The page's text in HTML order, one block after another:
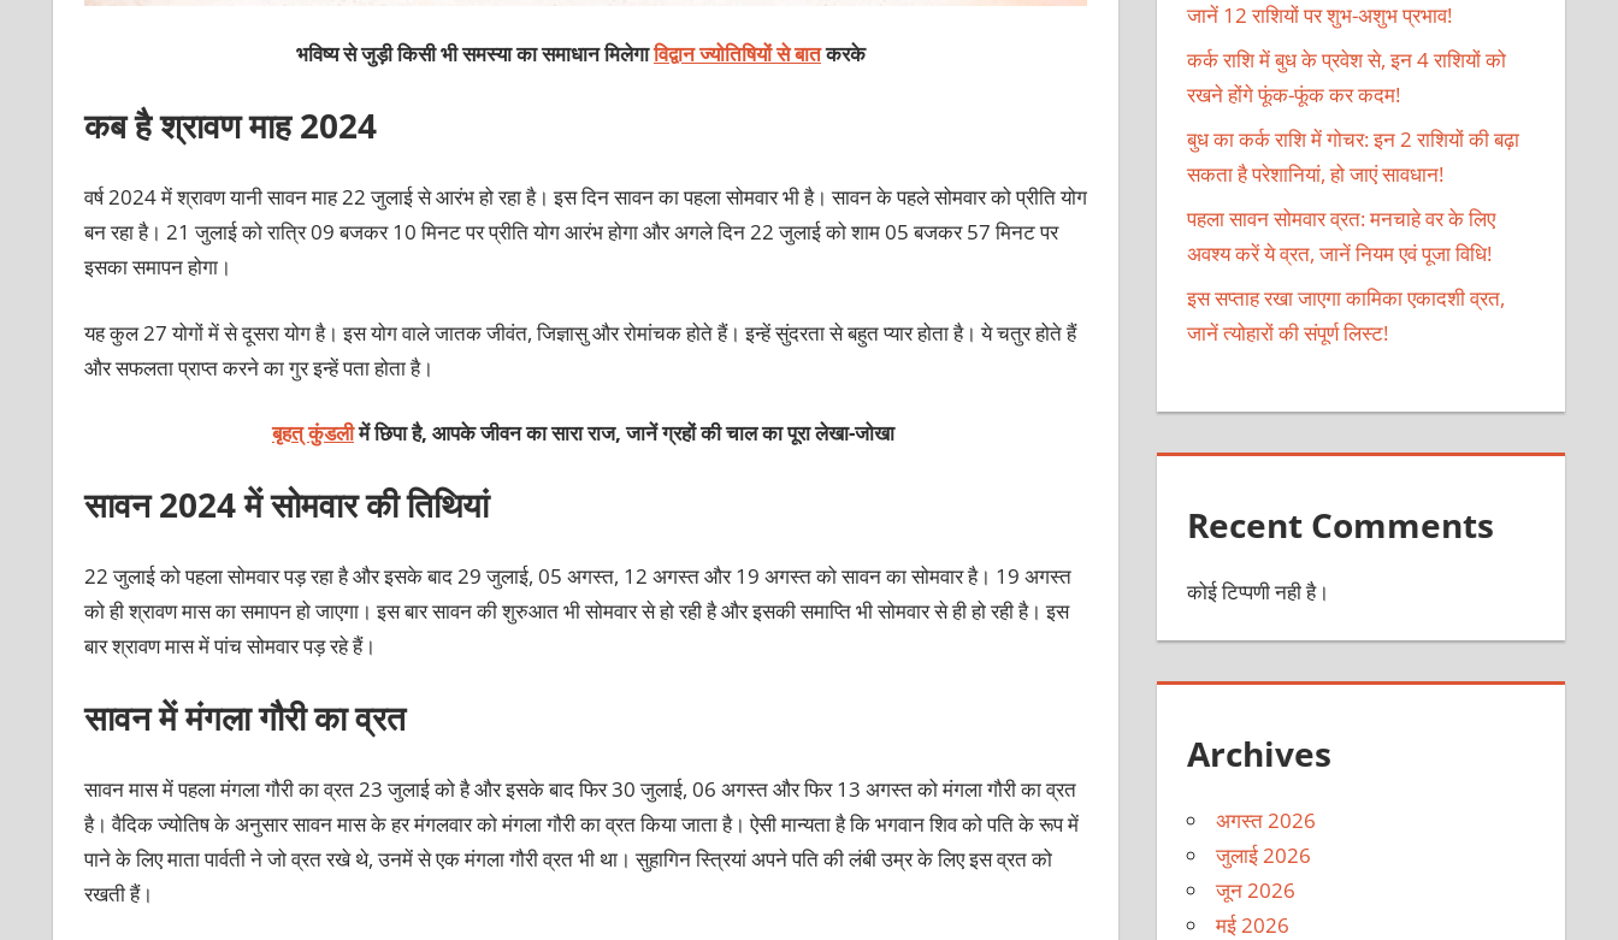
भविष्य से जुड़ी किसी भी समस्या का समाधान मिलेगाविद्वान ज्योतिषियों से बातकरके
कब है श्रावण माह 2024
वर्ष 2024 में श्रावण यानी सावन माह 22 जुलाई से आरंभ हो रहा है। इस दिन सावन का पहला सोमवार भी है। सावन के पहले सोमवार को प्रीति योग
बन रहा है। 21 जुलाई को रात्रि 09 बजकर 10 मिनट पर प्रीति योग आरंभ होगा और अगले दिन 22 जुलाई को शाम 05 बजकर 57 मिनट पर
इसका समापन होगा।
यह कुल 27 योगों में से दूसरा योग है। इस योग वाले जातक जीवंत, जिज्ञासु और रोमांचक होते हैं। इन्‍हें सुंदरता से बहुत प्‍यार होता है। ये चतुर होते हैं
और सफलता प्राप्‍त करने का गुर इन्‍हें पता होता है।
बृहत् कुंडलीमें छिपा है, आपके जीवन का सारा राज, जानें ग्रहों की चाल का पूरा लेखा-जोखा
सावन 2024 में सोमवार की तिथियां
22 जुलाई को पहला सोमवार पड़ रहा है और इसके बाद 29 जुलाई, 05 अगस्‍त, 12 अगस्‍त और 19 अगस्‍त को सावन का सोमवार है। 19 अगस्‍त
को ही श्रावण मास का समापन हो जाएगा। इस बार सावन की शुरुआत भी सोमवार से हो रही है और इसकी समाप्ति भी सोमवार से ही हो रही है। इस
बार श्रावण मास में पांच सोमवार पड़ रहे हैं।
सावन में मंगला गौरी का व्रत
सावन मास में पहला मंगला गौरी का व्रत 23 जुलाई को है और इसके बाद फिर 30 जुलाई, 06 अगस्‍त और फिर 13 अगस्‍त को मंगला गौरी का व्रत
है। वैदिक ज्‍योतिष के अनुसार सावन मास के हर मंगलवार को मंगला गौरी का व्रत किया जाता है। ऐसी मान्‍यता है कि भगवान शिव को पति के रूप में
पाने के लिए माता पार्वती ने जो व्रत रखे थे, उनमें से एक मंगला गौरी व्रत भी था। सुहागिन स्त्रियां अपने पति की लंबी उम्र के लिए इस व्रत को
रखती हैं।
जानें 12 राशियों पर शुभ-अशुभ प्रभाव!
कर्क राशि में बुध के प्रवेश से, इन 4 राशियों को
रखने होंगे फूंक-फूंक कर कदम!
बुध का कर्क राशि में गोचर: इन 2 राशियों की बढ़ा
सकता है परेशानियां, हो जाएं सावधान!
पहला सावन सोमवार व्रत: मनचाहे वर के लिए
अवश्य करें ये व्रत, जानें नियम एवं पूजा विधि!
इस सप्ताह रखा जाएगा कामिका एकादशी व्रत,
जानें त्योहारों की संपूर्ण लिस्ट!
Recent Comments
कोई टिप्पणी नही है।
Archives
अगस्त 2026
जुलाई 2026
जून 2026
मई 2026